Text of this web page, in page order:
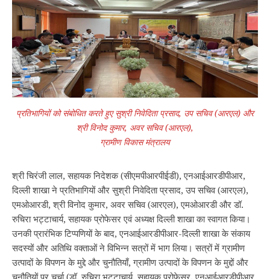
प्रतिभागियों को संबोधित करते हुए सुश्री निवेदिता प्रसाद, उप सचिव (आरएल) और
श्री विनोद कुमार, अवर सचिव (आरएल),
ग्रामीण विकास मंत्रालय
श्री चिरंजी लाल, सहायक निदेशक (सीएमपीआरपीईडी), एनआईआरडीपीआर,
दिल्ली शाखा ने प्रतिभागियों और सुश्री निवेदिता प्रसाद, उप सचिव (आरएल),
एमओआरडी, श्री विनोद कुमार, अवर सचिव (आरएल), एमओआरडी और डॉ.
रुचिरा भट्टाचार्य, सहायक प्रोफेसर एवं अध्‍यक्ष दिल्ली शाखा का स्वागत किया।
उनकी प्रारंभिक टिप्पणियों के बाद, एनआईआरडीपीआर-दिल्ली शाखा के संकाय
सदस्यों और अतिथि वक्ताओं ने विभिन्न सत्रों में भाग लिया। सत्रों में ग्रामीण
उत्पादों के विपणन के मुद्दे और चुनौतियाँ, ग्रामीण उत्पादों के विपणन के मुद्दों और